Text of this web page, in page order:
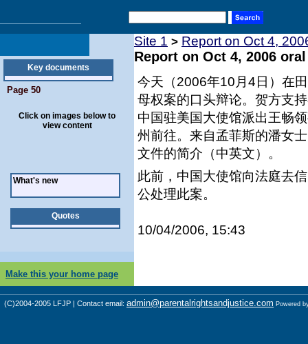
Key documents
Page 50
Click on images below to
view content
What's new
Quotes
Site 1 > Report on Oct 4,
Report on Oct 4, 2006
今天（2006年10月4日）在
母权案的口头辩论。贺方支
中国驻美国大使馆派出王畅
州前往。来自孟菲斯的潘女
文件的简介（中英文）。
此前，中国大使馆向法庭去
公处理此案。
10/04/2006, 15:43
Make this your home page
(C)2004-2005 LFJP | Contact email: admin@parentalrightsandjustice.com Powered